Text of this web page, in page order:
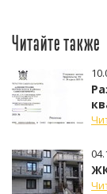
Читайте также